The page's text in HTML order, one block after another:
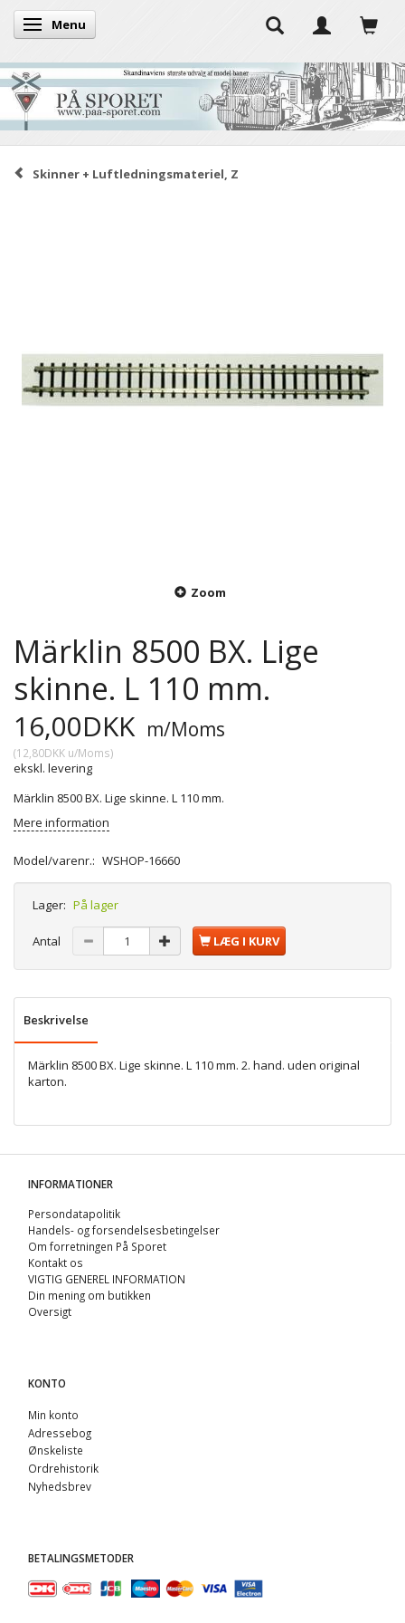
Skifte navigation
Menu
Skinner + Luftledningsmateriel, Z
Zoom
Märklin 8500 BX. Lige
skinne. L 110 mm.
16,00DKK m/Moms
(12,80DKK u/Moms)
ekskl. levering
Märklin 8500 BX. Lige skinne. L 110 mm.
Mere information
Model/varenr.: WSHOP-16660
Lager: På lager
Antal LÆG I KURV
Beskrivelse
Märklin 8500 BX. Lige skinne. L 110 mm. 2. hand. uden original
karton.
INFORMATIONER
Persondatapolitik
Handels- og forsendelsesbetingelser
Om forretningen På Sporet
Kontakt os
VIGTIG GENEREL INFORMATION
Din mening om butikken
Oversigt
KONTO
Min konto
Adressebog
Ønskeliste
Ordrehistorik
Nyhedsbrev
BETALINGSMETODER